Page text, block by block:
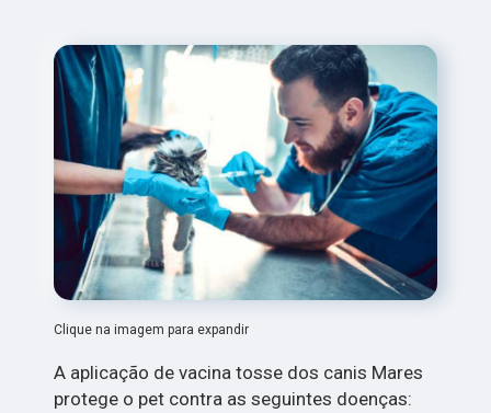
Clique na imagem para expandir
A aplicação de vacina tosse dos canis Mares
protege o pet contra as seguintes doenças: